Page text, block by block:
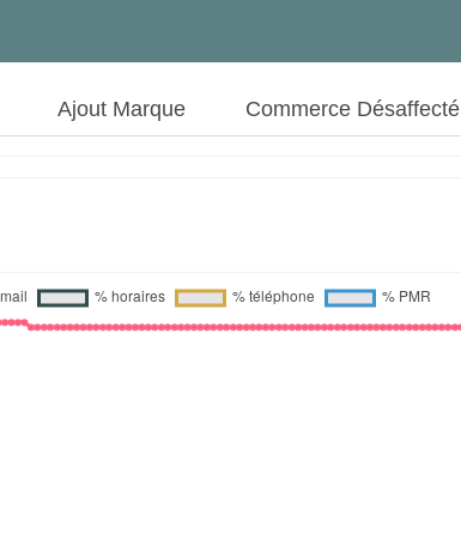
Ajout Marque Commerce Désaffecté